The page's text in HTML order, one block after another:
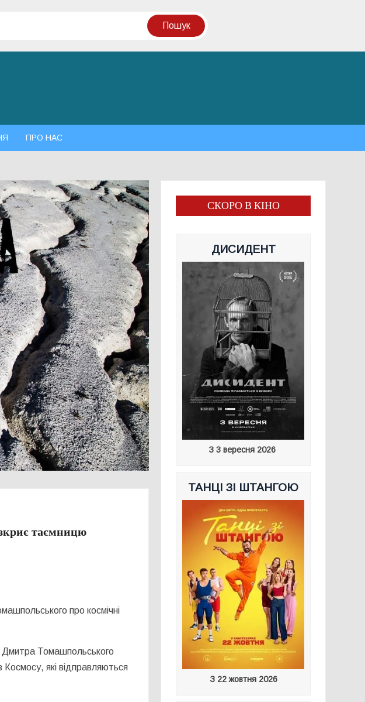
ПРО НАС
таємницю
про космічні
Дмитра Томашпольського
які відправляються
СКОРО В КІНО
ДИСИДЕНТ
З 3 вересня 2026
ТАНЦІ ЗІ ШТАНГОЮ
З 22 жовтня 2026